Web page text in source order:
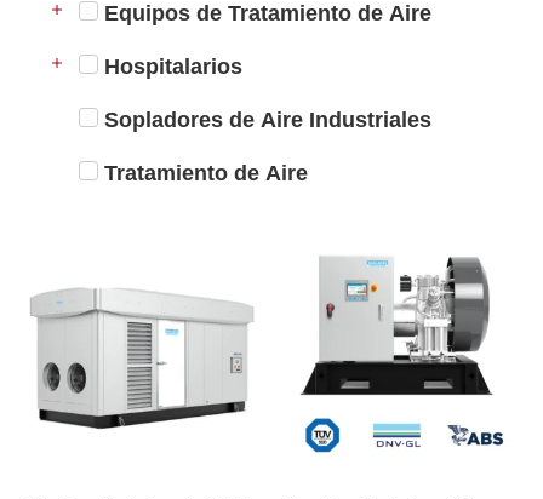
Equipos de Tratamiento de Aire
Hospitalarios
Sopladores de Aire Industriales
Tratamiento de Aire